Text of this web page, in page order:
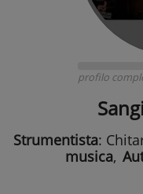
profilo
Strumentista:
musica,